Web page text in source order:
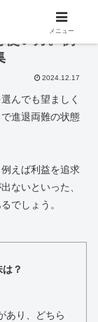
い方。例
2024.12.17
んでも望ましく
進退両難の状態
えば利益を追求
ないといった、
でしょう。
？
あり、どちら
メニュー